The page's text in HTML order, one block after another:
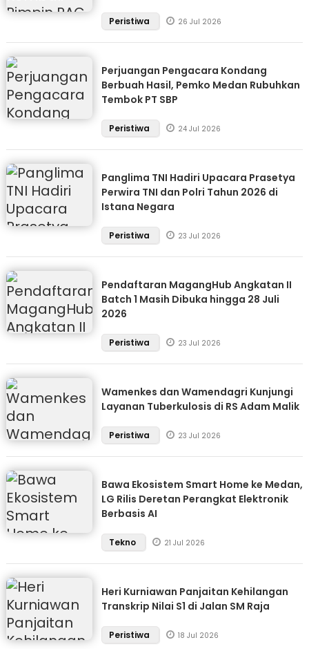
Peristiwa 26 Jul 2026
Perjuangan Pengacara Kondang
Berbuah Hasil, Pemko Medan Rubuhkan
Tembok PT SBP
Peristiwa 24 Jul 2026
Panglima TNI Hadiri Upacara Prasetya
Perwira TNI dan Polri Tahun 2026 di
Istana Negara
Peristiwa 23 Jul 2026
Pendaftaran MagangHub Angkatan II
Batch 1 Masih Dibuka hingga 28 Juli
2026
Peristiwa 23 Jul 2026
Wamenkes dan Wamendagri Kunjungi
Layanan Tuberkulosis di RS Adam Malik
Peristiwa 23 Jul 2026
Bawa Ekosistem Smart Home ke Medan,
LG Rilis Deretan Perangkat Elektronik
Berbasis AI
Tekno 21 Jul 2026
Heri Kurniawan Panjaitan Kehilangan
Transkrip Nilai S1 di Jalan SM Raja
Peristiwa 18 Jul 2026